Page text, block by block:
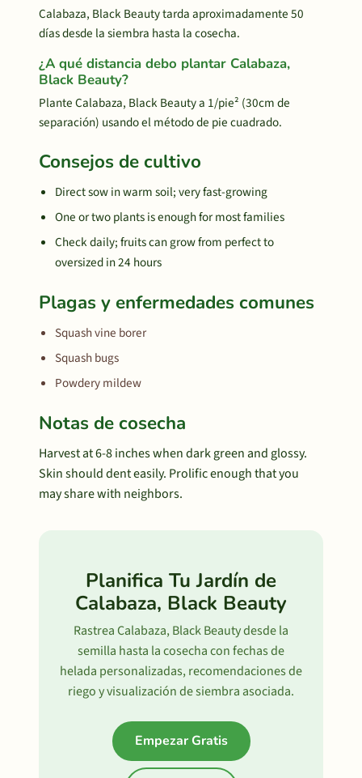
Calabaza, Black Beauty tarda aproximadamente 50
días desde la siembra hasta la cosecha.
¿A qué distancia debo plantar Calabaza,
Black Beauty?
Plante Calabaza, Black Beauty a 1/pie² (30cm de
separación) usando el método de pie cuadrado.
Consejos de cultivo
Direct sow in warm soil; very fast-growing
One or two plants is enough for most families
Check daily; fruits can grow from perfect to
oversized in 24 hours
Plagas y enfermedades comunes
Squash vine borer
Squash bugs
Powdery mildew
Notas de cosecha
Harvest at 6-8 inches when dark green and glossy.
Skin should dent easily. Prolific enough that you
may share with neighbors.
Planifica Tu Jardín de
Calabaza, Black Beauty
Rastrea Calabaza, Black Beauty desde la
semilla hasta la cosecha con fechas de
helada personalizadas, recomendaciones de
riego y visualización de siembra asociada.
Empezar Gratis